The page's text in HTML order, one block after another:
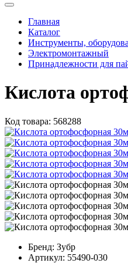
Главная
Каталог
Инструменты,
Электромонтажный
Принадлежности для
Кислота
Код товара: 568288
Бренд: Зубр
Артикул: 55490-030